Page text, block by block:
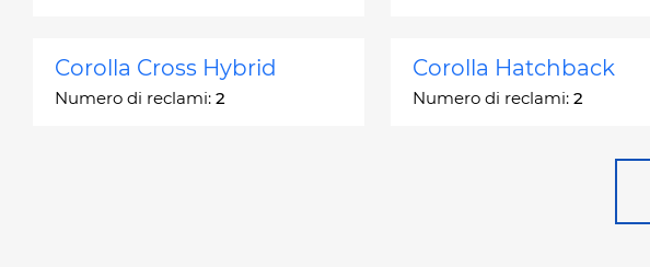
Corolla Cross Hybrid
Numero di reclami: 2
Corolla Hatchback
Numero di reclami: 2